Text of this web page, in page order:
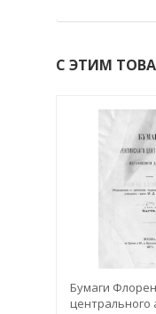
С ЭТИМ
Бумаги
центрального